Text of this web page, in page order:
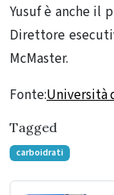
Yusuf è anche il
Direttore
McMaster.
Fonte:Università
Tagged
carboidrati